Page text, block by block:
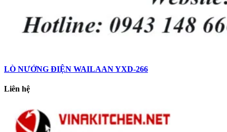
LÒ NƯỚNG ĐIỆN WAILAAN YXD-266
Liên hệ